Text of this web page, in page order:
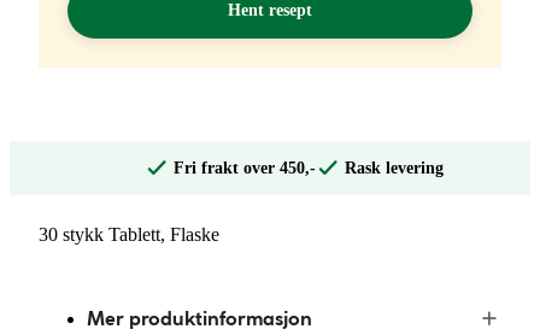
Hent resept
Fri frakt over 450,- Rask levering
30 stykk Tablett, Flaske
Mer produktinformasjon